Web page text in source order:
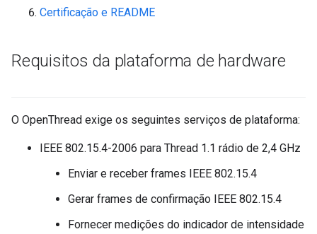
Certificação e README
Requisitos da plataforma de hardware
O OpenThread exige os seguintes serviços de plataforma:
IEEE 802.15.4-2006 para Thread 1.1 rádio de 2,4 GHz
Enviar e receber frames IEEE 802.15.4
Gerar frames de confirmação IEEE 802.15.4
Fornecer medições do indicador de intensidade